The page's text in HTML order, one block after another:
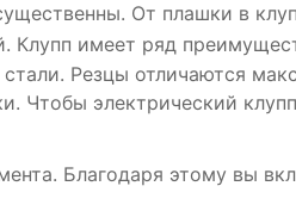
От плашки в
имеет ряд
Резцы отличаются
Чтобы электрический
Благодаря этому вы